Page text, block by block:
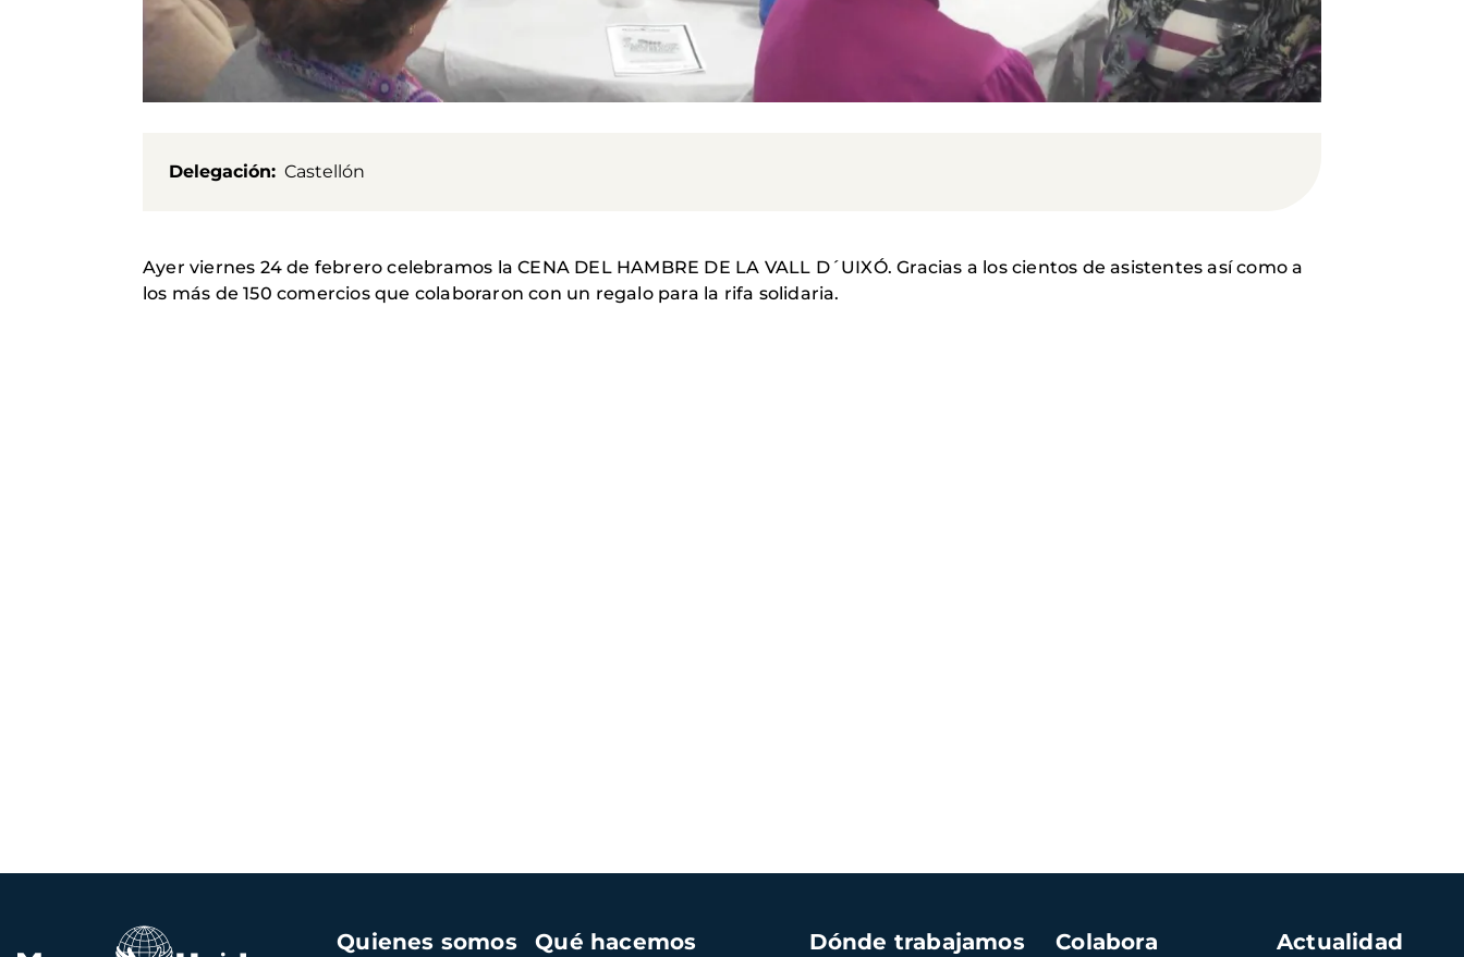
Delegación Castellón
Ayer viernes 24 de febrero celebramos la CENA DEL HAMBRE DE LA VALL D´UIXÓ. Gracias a los cientos de asistentes así como a
los más de 150 comercios que colaboraron con un regalo para la rifa solidaria.
Navegación
Quienes somos Qué hacemos Dónde trabajamos Colabora Actualidad